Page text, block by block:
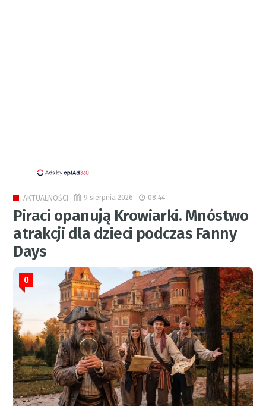
AKTUALNOŚCI 9 sierpnia 2026 08:44
Piraci opanują Krowiarki. Mnóstwo
atrakcji dla dzieci podczas Fanny
Days
0